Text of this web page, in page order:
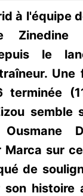
à l'équipe
Zinedine
le
Une
terminée
semble
Marca sur
de
son histoire